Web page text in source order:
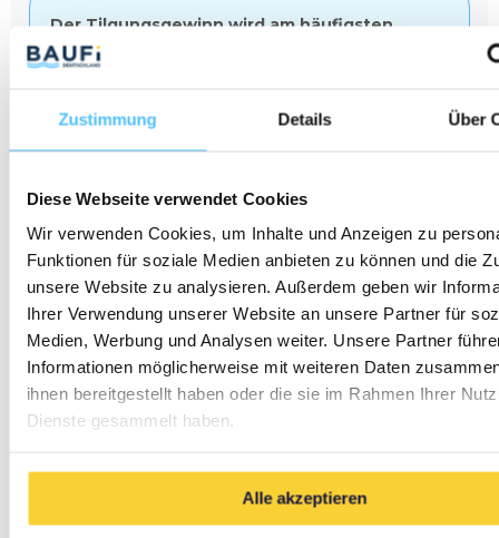
Zustimmung Details Über
Diese Webseite verwendet Cookies
Wir verwenden Cookies, um Inhalte und Anzeigen zu
Funktionen für soziale Medien anbieten zu können und die
unsere Website zu analysieren. Außerdem geben wir
Ihrer Verwendung unserer Website an unsere Partner für
Medien, Werbung und Analysen weiter. Unsere Partner
Informationen möglicherweise mit weiteren Daten
ihnen bereitgestellt haben oder die sie im Rahmen Ihrer
Dienste gesammelt haben.
Alle akzeptieren
Der Tilgungsgewinn wird am häufigsten
übersehen.
liegt, baust du jeden Monat Eigenkapital auf, weil
gehört dir ein erheblicher Teil der Immobilie – im
Wesentlichen finanziert von deinem Mieter. Genau
Immobilie als Vermögensbaustein so wirkungsvoll.
Über einen längeren Zeitraum verstärken sich
die vier Hebel gegenseitig: Während der
Tilgungsanteil der Rate jährlich steigt und der
Zinsanteil sinkt, wächst dein Eigenkapital immer
schneller. Kommen moderate Miet- und
Wertsteigerungen hinzu, entsteht ein Effekt, der
ein substanzieller, teils schuldenfreier